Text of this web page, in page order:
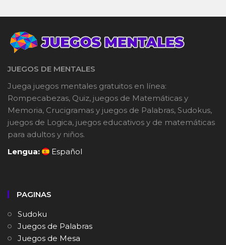
JUEGOS DE MENTALES
Juega juegos mentales gratuitos en línea:
Rompecabezas, Quiz, juegos de Matemáticas y
Memoria, Crucigramas y juegos de Palabras, Sudokus,
juegos de Logica, juegos educativos y de matemáticas
para adultos y niños.
Lengua:
Español
PAGINAS
Sudoku
Juegos de Palabras
Juegos de Mesa